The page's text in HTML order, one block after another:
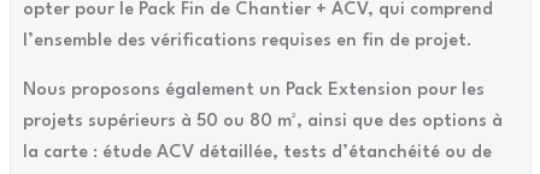
opter pour le Pack Fin de Chantier + ACV, qui comprend
l’ensemble des vérifications requises en fin de projet.
Nous proposons également un Pack Extension pour les
projets supérieurs à 50 ou 80 m², ainsi que des options à
la carte : étude ACV détaillée, tests d’étanchéité ou de